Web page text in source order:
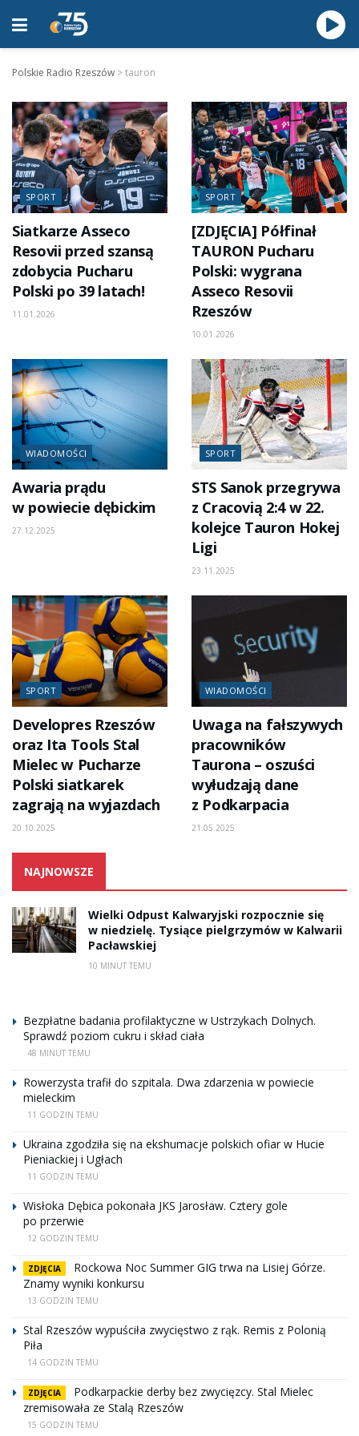
Polskie Radio Rzeszów >tauron
SPORT
Siatkarze Asseco
Resovii przed szansą
zdobycia Pucharu
Polski po 39 latach!
11.01.2026
SPORT
[ZDJĘCIA] Półfinał
TAURON Pucharu
Polski: wygrana
Asseco Resovii
Rzeszów
10.01.2026
WIADOMOŚCI
Awaria prądu
w powiecie dębickim
27.12.2025
SPORT
STS Sanok przegrywa
z Cracovią 2:4 w 22.
kolejce Tauron Hokej
Ligi
23.11.2025
SPORT
Developres Rzeszów
oraz Ita Tools Stal
Mielec w Pucharze
Polski siatkarek
zagrają na wyjazdach
20.10.2025
WIADOMOŚCI
Uwaga na fałszywych
pracowników
Taurona – oszuści
wyłudzają dane
z Podkarpacia
21.05.2025
NAJNOWSZE
Wielki Odpust Kalwaryjski rozpocznie się
w niedzielę. Tysiące pielgrzymów w Kalwarii
Pacławskiej
10 MINUT TEMU
Bezpłatne badania profilaktyczne w Ustrzykach Dolnych.
Sprawdź poziom cukru i skład ciała
48 MINUT TEMU
Rowerzysta trafił do szpitala. Dwa zdarzenia w powiecie
mieleckim
11 GODZIN TEMU
Ukraina zgodziła się na ekshumacje polskich ofiar w Hucie
Pieniackiej i Ugłach
11 GODZIN TEMU
Wisłoka Dębica pokonała JKS Jarosław. Cztery gole
po przerwie
12 GODZIN TEMU
ZDJĘCIA
Rockowa Noc Summer GIG trwa na Lisiej Górze.
Znamy wyniki konkursu
13 GODZIN TEMU
Stal Rzeszów wypuściła zwycięstwo z rąk. Remis z Polonią
Piła
14 GODZIN TEMU
ZDJĘCIA
Podkarpackie derby bez zwycięzcy. Stal Mielec
zremisowała ze Stalą Rzeszów
15 GODZIN TEMU